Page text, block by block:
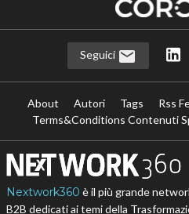
Seguici
About Autori Tags Rss
Terms&Conditions Contenuti
Nextwork360 è il più grande
B2B dedicati ai temi della